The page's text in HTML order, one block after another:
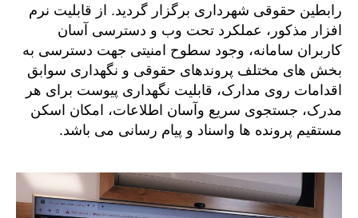
رابطین حقوقی شهرداری برگزار گردید. از قابلیت نرم
افزار مذکور، عملکرد تحت وب و دسترسی آسان
کاربران سامانه، وجود سطوح امنیتی جهت دسترسی به
بخش های مختلف پروندهای حقوقی و نگهداری سوابق
اقدامات روی مدارک، قابلیت نگهداری پیوست برای هر
مدرک، جستجوی سریع وآسان اطلاعات، امکان اسکن
مستقیم پرونده ها واسناد و پیام رسانی می باشد.